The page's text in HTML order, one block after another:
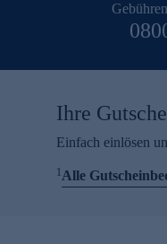
Ihre
Einfach einlösen
1Alle